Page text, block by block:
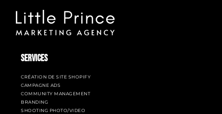
SERVICES
CRÉATION DE SITE SHOPIFY
CAMPAGNE ADS
COMMUNITY MANAGEMENT
BRANDING
SHOOTING PHOTO/VIDEO